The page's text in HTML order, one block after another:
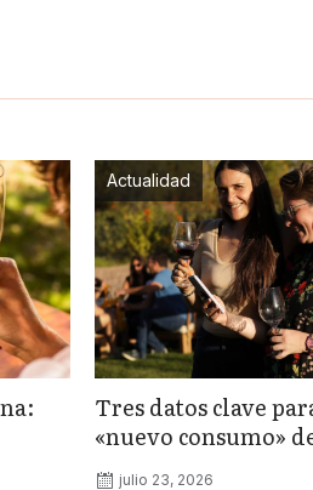
Actualidad
Tres datos clave
«nuevo consumo»
julio 23, 2026